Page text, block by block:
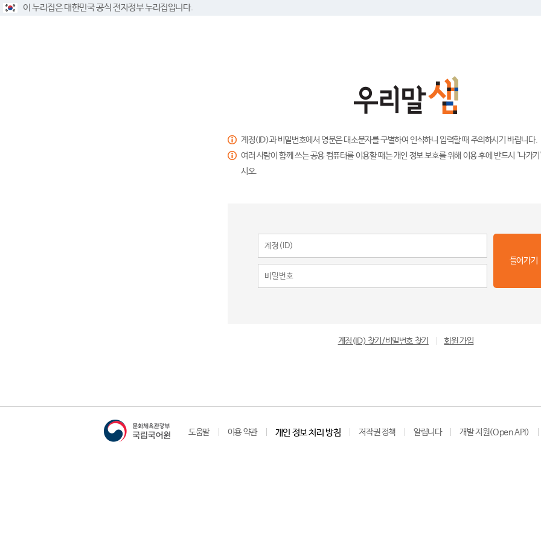
이 누리집은 대한민국 공식 전자정부 누리집입니다.
계정(ID)과 비밀번호에서 영문은 대소문자를 구별하여 인식하니 입력할 때 주의하시기 바랍니다.
여러 사람이 함께 쓰는 공용 컴퓨터를 이용할 때는 개인 정보 보호를 위해 이용 후에 반드시 '나가
시오.
들어가기
계정(ID) 찾기/비밀번호 찾기 회원 가입
도움말 이용 약관 개인 정보 처리 방침 저작권 정책 알립니다 개발 지원(Open API)